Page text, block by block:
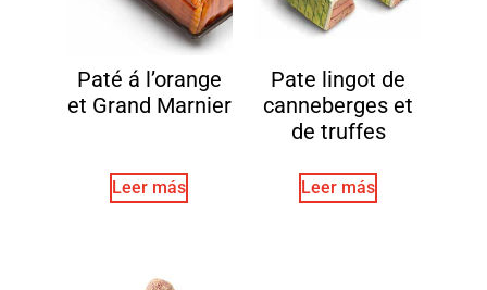
Paté á l’orange
et Grand Marnier
Leer más
Pate lingot de
canneberges et
de truffes
Leer más